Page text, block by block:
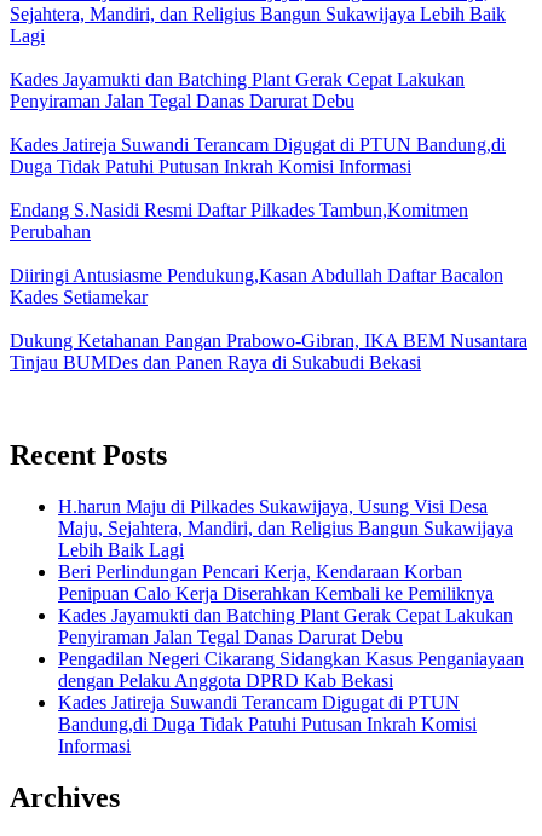
Sejahtera, Mandiri, dan Religius Bangun Sukawijaya Lebih Baik
Lagi
Kades Jayamukti dan Batching Plant Gerak Cepat Lakukan
Penyiraman Jalan Tegal Danas Darurat Debu
Kades Jatireja Suwandi Terancam Digugat di PTUN Bandung,di
Duga Tidak Patuhi Putusan Inkrah Komisi Informasi
Endang S.Nasidi Resmi Daftar Pilkades Tambun,Komitmen
Perubahan
Diiringi Antusiasme Pendukung,Kasan Abdullah Daftar Bacalon
Kades Setiamekar
Dukung Ketahanan Pangan Prabowo-Gibran, IKA BEM Nusantara
Tinjau BUMDes dan Panen Raya di Sukabudi Bekasi
Recent Posts
H.harun Maju di Pilkades Sukawijaya, Usung Visi Desa
Maju, Sejahtera, Mandiri, dan Religius Bangun Sukawijaya
Lebih Baik Lagi
Beri Perlindungan Pencari Kerja, Kendaraan Korban
Penipuan Calo Kerja Diserahkan Kembali ke Pemiliknya
Kades Jayamukti dan Batching Plant Gerak Cepat Lakukan
Penyiraman Jalan Tegal Danas Darurat Debu
Pengadilan Negeri Cikarang Sidangkan Kasus Penganiayaan
dengan Pelaku Anggota DPRD Kab Bekasi
Kades Jatireja Suwandi Terancam Digugat di PTUN
Bandung,di Duga Tidak Patuhi Putusan Inkrah Komisi
Informasi
Archives